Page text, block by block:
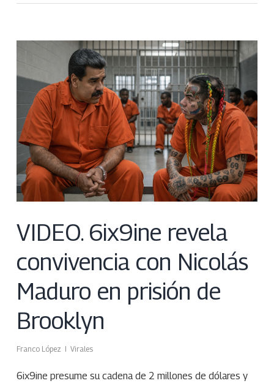
VIDEO. 6ix9ine revela
convivencia con Nicolás
Maduro en prisión de
Brooklyn
Franco López Virales
6ix9ine presume su cadena de 2 millones de dólares y